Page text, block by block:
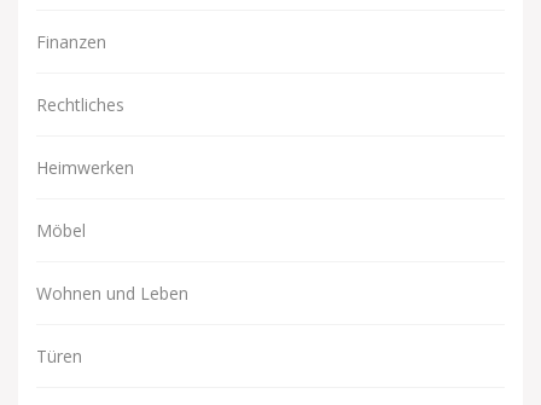
Finanzen
Rechtliches
Heimwerken
Möbel
Wohnen und Leben
Türen